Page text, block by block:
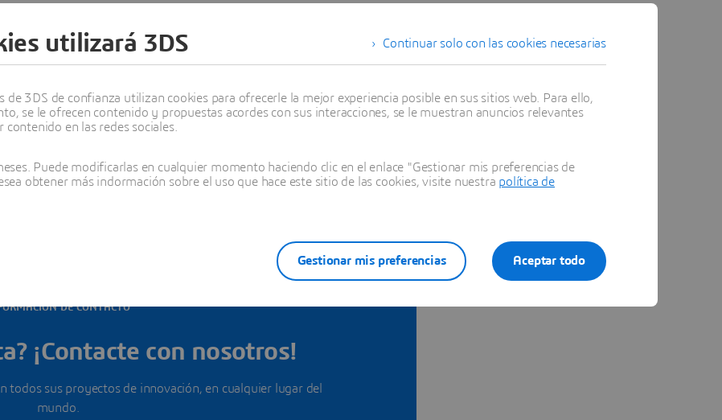
ubicaciones
DE CONTACTO
¡Contacte con nosotros!
todos sus proyectos de innovación, en cualquier lugar del
mundo.
Continuar solo con las cookies necesarias
utilizará 3DS
de 3DS de confianza utilizan cookies para ofrecerle la mejor experiencia posible en sus sitios web. Para ello,
se le ofrecen contenido y propuestas acordes con sus interacciones, se le muestran anuncios relevantes
en las redes sociales.
Puede modificarlas en cualquier momento haciendo clic en el enlace "Gestionar mis preferencias de
obtener más indormación sobre el uso que hace este sitio de las cookies, visite nuestra política de
Aceptar todo
Gestionar mis preferencias